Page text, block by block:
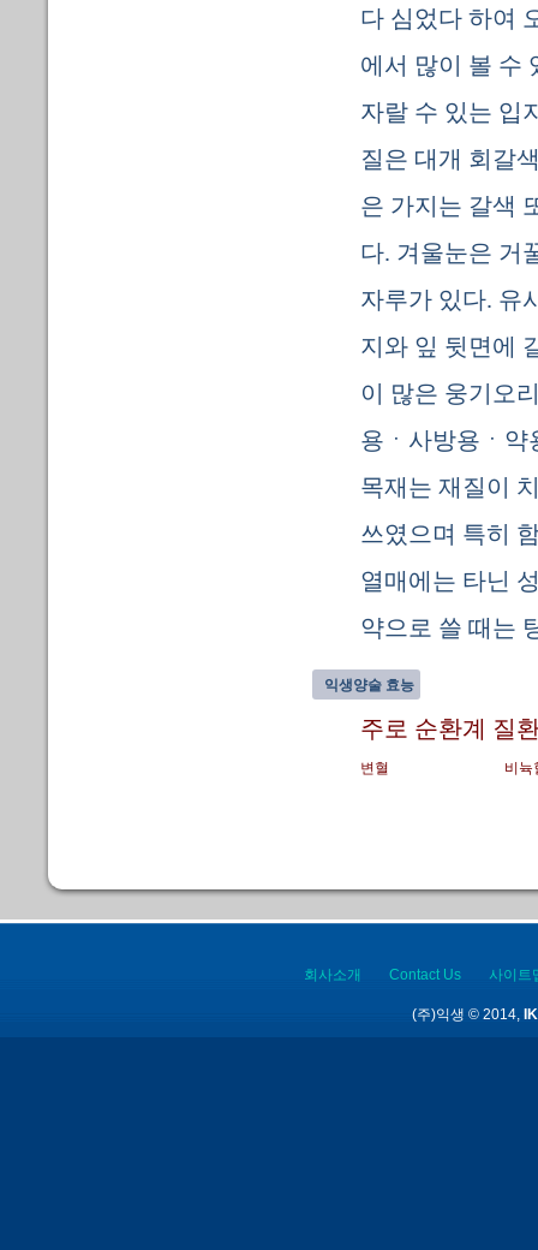
다 심었다 하여
에서 많이 볼 수
자랄 수 있는 입
질은 대개 회갈
은 가지는 갈색
다. 겨울눈은 거
자루가 있다. 유
지와 잎 뒷면에
이 많은 웅기오
용ㆍ사방용ㆍ약
목재는 재질이
쓰였으며 특히
열매에는 타닌
약으로 쓸 때는
익생양술 효능
주로 순환계 질
변혈 비뉵
회사소개 Contact Us 사이트
(주)익생 © 2014,